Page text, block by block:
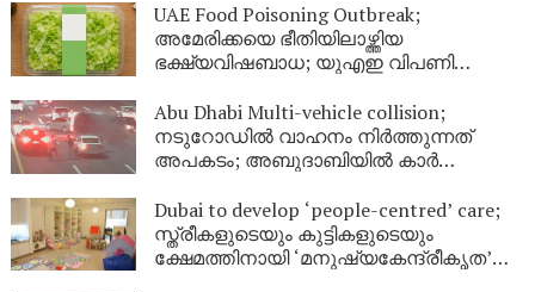
UAE Food Poisoning Outbreak;
അമേരിക്കയെ ഭീതിയിലാഴ്ത്തിയ
ഭക്ഷ്യവിഷബാധ; യുഎഇ വിപണി
Abu Dhabi Multi-vehicle collision;
നടുറോഡിൽ വാഹനം നിർത്തുന്നത്
അപകടം; അബുദാബിയിൽ കാർ
Dubai to develop ‘people-centred’ care;
സ്ത്രീകളുടെയും കുട്ടികളുടെയും
ക്ഷേമത്തിനായി ‘മനുഷ്യകേന്ദ്രീകൃത’